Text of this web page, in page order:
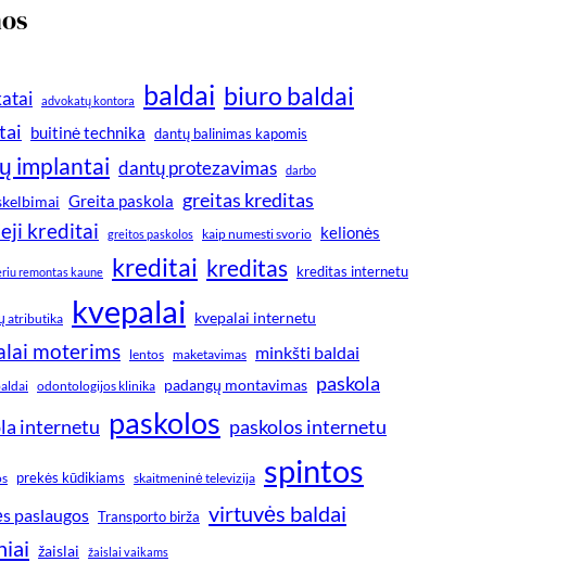
advokatų kontora baldai biuro baldai
buitinė technika dantų balinimas kapomis
implantai dantų protezavimas darbo
Greita paskola greitas kreditas
kreditai greitos paskolos kaip numesti svorio kelionės
remontas kaune kreditai kreditas kreditas internetu
atributika kvepalai kvepalai internetu
moterims lentos maketavimas minkšti baldai
odontologijos klinika padangų montavimas paskola
internetu paskolos paskolos internetu
prekės kūdikiams skaitmeninė televizija spintos
paslaugos Transporto birža virtuvės baldai
žaislai žaislai vaikams